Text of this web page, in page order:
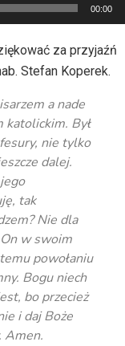
00:00
za przyjaźń
Stefan Koperek.
a nade
katolickim. Był
nie tylko
dalej.
tak
Nie dla
w swoim
powołaniu
Bogu niech
bo przecież
i daj Boże
Amen.